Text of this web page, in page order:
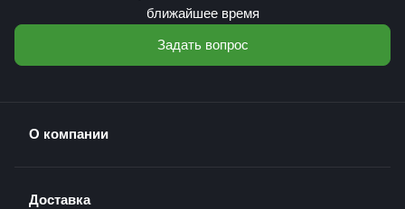
ближайшее время
Задать вопрос
О компании
Доставка